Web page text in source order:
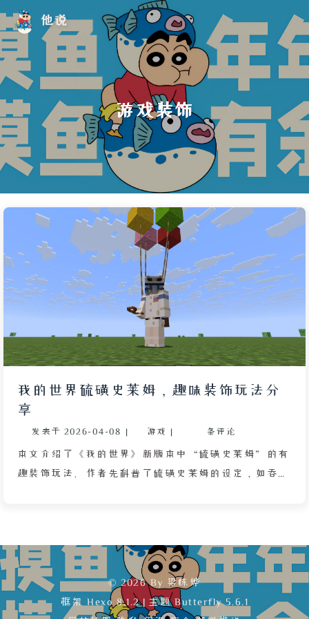
他说
游戏装饰
我的世界硫磺史莱姆，趣味装饰玩法分
享
发表于 2026-04-08 | 游戏 | 条评论
本文介绍了《我的世界》新版本中“硫磺史莱姆”的有
趣装饰玩法。作者先科普了硫磺史莱姆的设定，如吞噬
截图。最后作者感慨这次更新非常有趣，从未想过
Mojang 会加入这些元素。
© 2026 By 梁栋烨
框架Hexo 8.1.2 | 主题Butterfly 5.6.1